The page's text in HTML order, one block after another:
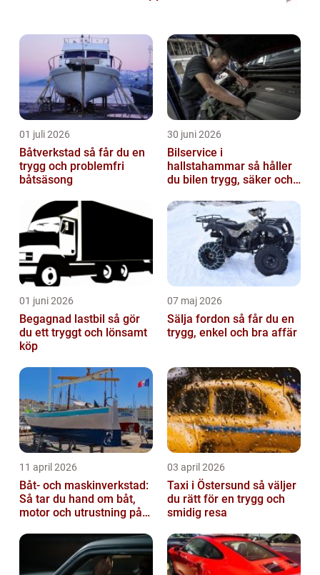
01 juli 2026
Båtverkstad så får du en
trygg och problemfri
båtsäsong
30 juni 2026
Bilservice i
hallstahammar så håller
du bilen trygg, säker och
01 juni 2026
Begagnad lastbil så gör
du ett tryggt och lönsamt
köp
07 maj 2026
Sälja fordon så får du en
trygg, enkel och bra affär
11 april 2026
Båt- och maskinverkstad:
Så tar du hand om båt,
motor och utrustning på
03 april 2026
Taxi i Östersund så väljer
du rätt för en trygg och
smidig resa